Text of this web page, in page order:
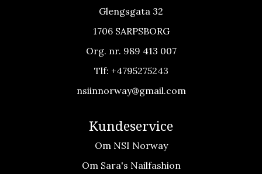
Glengsgata 32
1706 SARPSBORG
Org. nr. 989 413 007
Tlf: +4795275243
nsiinnorway@gmail.com
Kundeservice
Om NSI Norway
Om Sara's Nailfashion